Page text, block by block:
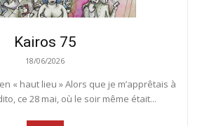
Kairos 75
18/06/2026
« haut lieu » Alors que je m’apprêtais à
ce 28 mai, où le soir même était...